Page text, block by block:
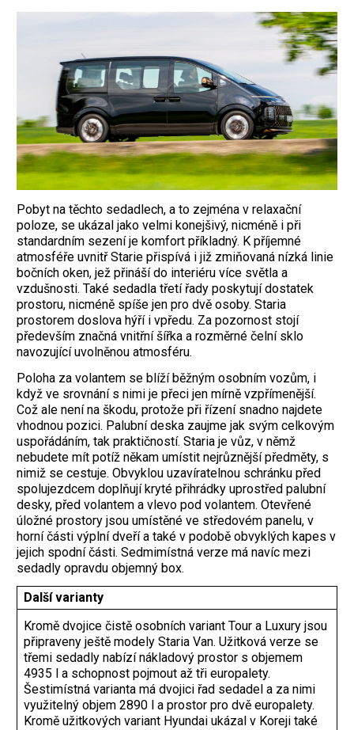
Pobyt na těchto sedadlech, a to zejména v relaxační
poloze, se ukázal jako velmi konejšivý, nicméně i při
standardním sezení je komfort příkladný. K příjemné
atmosféře uvnitř Starie přispívá i již zmiňovaná nízká linie
bočních oken, jež přináší do interiéru více světla a
vzdušnosti. Také sedadla třetí řady poskytují dostatek
prostoru, nicméně spíše jen pro dvě osoby. Staria
prostorem doslova hýří i vpředu. Za pozornost stojí
především značná vnitřní šířka a rozměrné čelní sklo
navozující uvolněnou atmosféru.
Poloha za volantem se blíží běžným osobním vozům, i
když ve srovnání s nimi je přeci jen mírně vzpřímenější.
Což ale není na škodu, protože při řízení snadno najdete
vhodnou pozici. Palubní deska zaujme jak svým celkovým
uspořádáním, tak praktičností. Staria je vůz, v němž
nebudete mít potíž někam umístit nejrůznější předměty, s
nimiž se cestuje. Obvyklou uzavíratelnou schránku před
spolujezdcem doplňují kryté přihrádky uprostřed palubní
desky, před volantem a vlevo pod volantem. Otevřené
úložné prostory jsou umístěné ve středovém panelu, v
horní části výplní dveří a také v podobě obvyklých kapes v
jejich spodní části. Sedmimístná verze má navíc mezi
sedadly opravdu objemný box.
Další varianty
Kromě dvojice čistě osobních variant Tour a Luxury jsou
připraveny ještě modely Staria Van. Užitková verze se
třemi sedadly nabízí nákladový prostor s objemem
4935 l a schopnost pojmout až tři europalety.
Šestimístná varianta má dvojici řad sedadel a za nimi
využitelný objem 2890 l a prostor pro dvě europalety.
Kromě užitkových variant Hyundai ukázal v Koreji také